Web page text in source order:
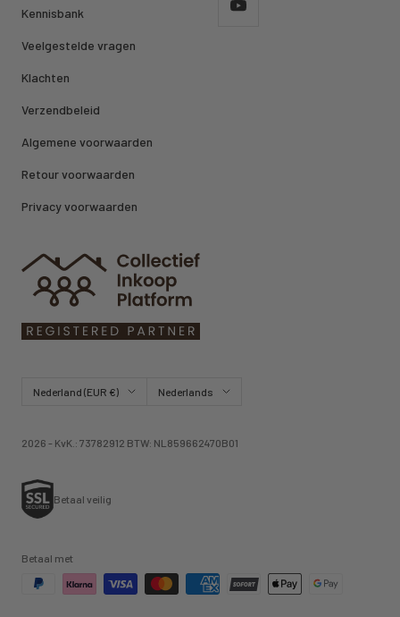
Kennisbank
Veelgestelde vragen
Klachten
Verzendbeleid
Algemene voorwaarden
Retour voorwaarden
Privacy voorwaarden
Land/regio Nederland (EUR €) TaalNederlands
2026 - KvK.: 73782912 BTW: NL859662470B01
Betaal veilig
Betaal met